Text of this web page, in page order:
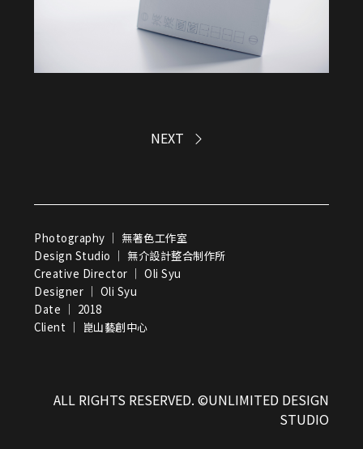
NEXT
Photography ｜ 無著色工作室
Design Studio ｜ 無介設計整合制作所
Creative Director ｜ Oli Syu
Designer ｜ Oli Syu
Date ｜ 2018
Client ｜ 崑山藝創中心
ALL RIGHTS RESERVED. ©UNLIMITED DESIGN
STUDIO